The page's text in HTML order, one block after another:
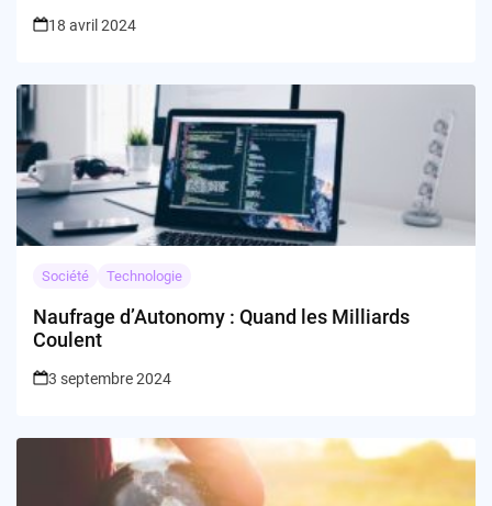
18 avril 2024
Société Technologie
Naufrage d’Autonomy : Quand les Milliards
Coulent
3 septembre 2024